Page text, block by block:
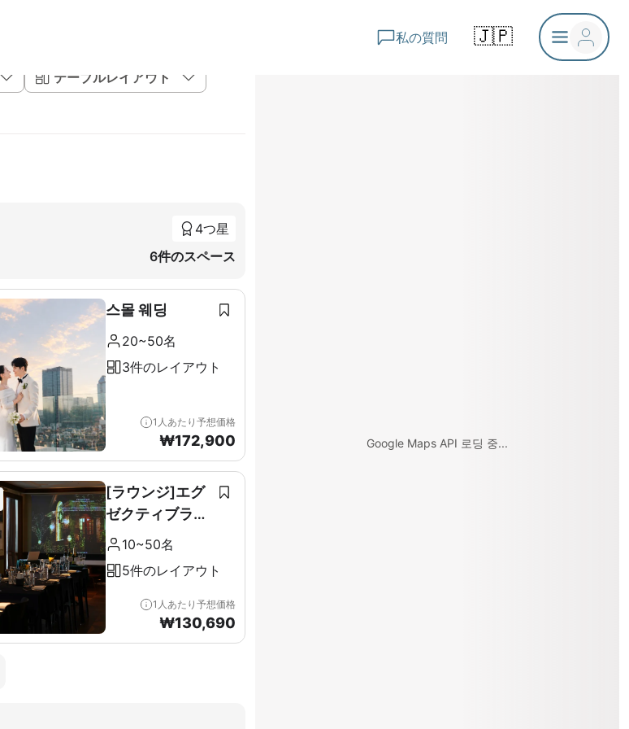
私の質問 🇯🇵
テーブルレイアウト
4つ星
6件のスペース
스몰 웨딩
20~50名
3件のレイアウト
1人あたり予想価格
₩172,900
[ラウンジ]エグ
ゼクティブラウ
ンジ＆テラス全
10~50名
5件のレイアウト
1人あたり予想価格
₩130,690
Google Maps API 로딩 중...